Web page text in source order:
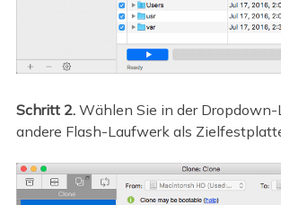
Schritt 2.Wählen Sie in der Dropdown-
andere Flash-Laufwerk als